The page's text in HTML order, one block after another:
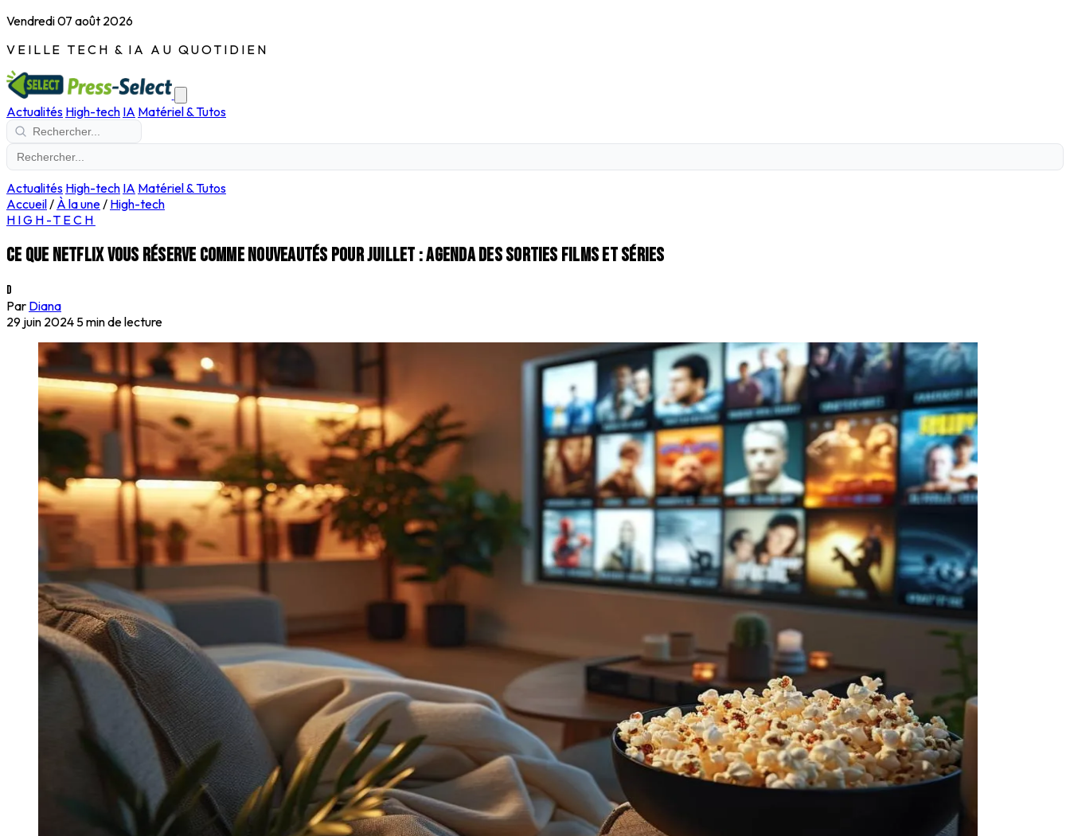
Vendredi 07 août 2026
VEILLE TECH & IA AU QUOTIDIEN
Actualités High-tech IA Matériel & Tutos
Actualités High-tech IA Matériel & Tutos
Accueil/ À la une/ High-tech
HIGH-TECH
Ce que Netflix vous réserve comme nouveautés pour juillet : agenda des sorties films et séries
D
Par Diana
29 juin 2024 5 min de lecture